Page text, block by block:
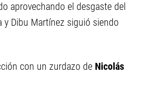
aprovechando el desgaste del
y Dibu Martínez siguió siendo
con un zurdazo de Nicolás